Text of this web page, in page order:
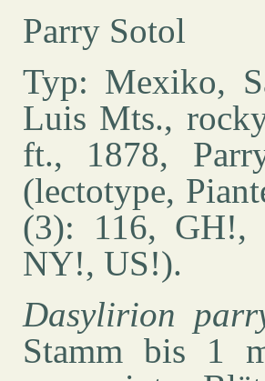
Parry Sotol
Typ: Mexiko,
Luis Mts.,
ft., 1878,
(lectotype,
(3): 116, GH!,
NY!, US!).
Dasylirion
Stamm bis 1